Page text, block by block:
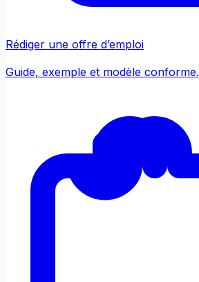
Rédiger une offre d’emploi
Guide, exemple et modèle conforme.